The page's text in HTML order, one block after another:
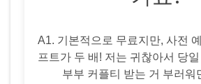
A1. 기본적으로 무료지만, 사전
프트가 두 배! 저는 귀찮아서 당
부부 커플티 받는 거 부러워